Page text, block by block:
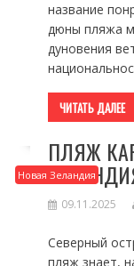
название
дюны пляжа
дуновения
ЧИТАТЬ ДАЛЕЕ
Новая Зеландия
ПЛЯЖ
09.11.2025
Северный
пляж знает,